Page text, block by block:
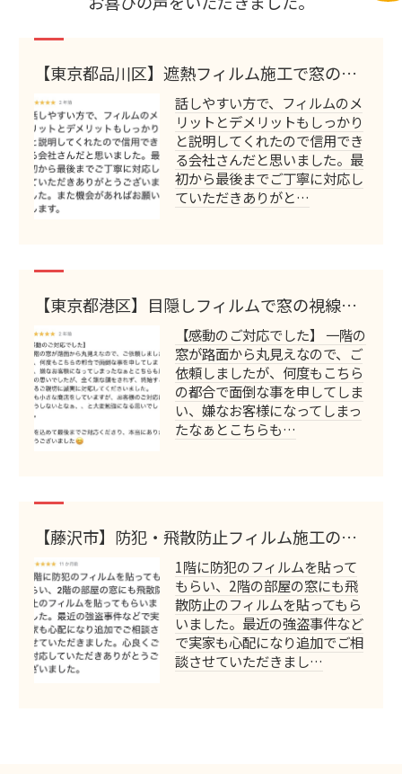
【東京都品川区】遮熱フィルム施工で窓の暑
話しやすい方で、フィルムのメ
リットとデメリットもしっかり
と説明してくれたので信用でき
る会社さんだと思いました。最
初から最後までご丁寧に対応し
ていただきありがと…
【東京都港区】目隠しフィルムで窓の視線対
【感動のご対応でした】 一階の
窓が路面から丸見えなので、ご
依頼しましたが、何度もこちら
の都合で面倒な事を申してしま
い、嫌なお客様になってしまっ
たなぁとこちらも…
【藤沢市】防犯・飛散防止フィルム施工のお
客様の声
1階に防犯のフィルムを貼って
もらい、2階の部屋の窓にも飛
散防止のフィルムを貼ってもら
いました。最近の強盗事件など
で実家も心配になり追加でご相
談させていただきまし…